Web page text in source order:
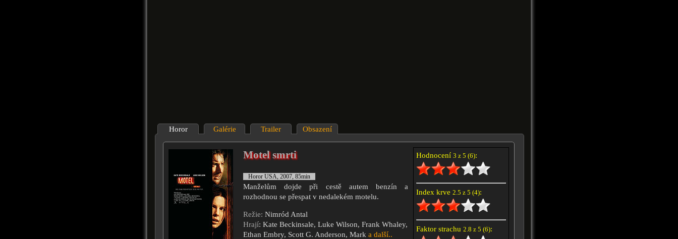
Horor Galérie Trailer Obsazení
Hodnocení 3 z 5 (6):
Index krve 2.5 z 5 (4):
Faktor strachu 2.8 z 5 (6):
Motel smrti
Horor USA, 2007, 85min
Manželům dojde při cestě autem benzín a
rozhodnou se přespat v nedalekém motelu.
Režie: Nimród Antal
Hrají: Kate Beckinsale, Luke Wilson, Frank Whaley,
Ethan Embry, Scott G. Anderson, Mark a další..